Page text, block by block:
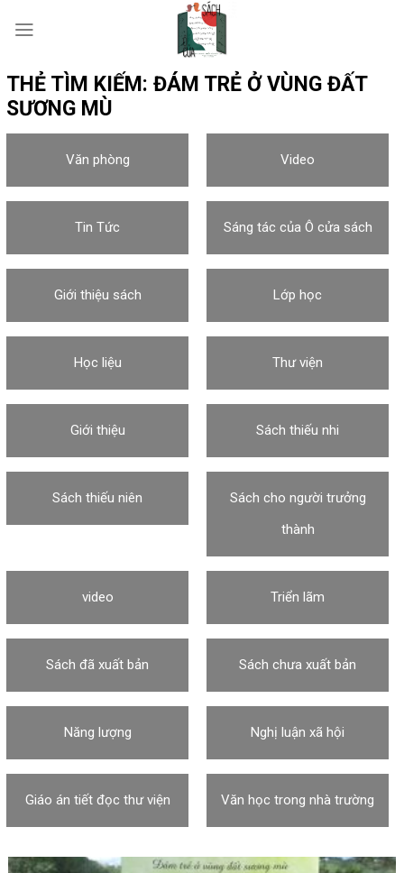
THẺ TÌM KIẾM: ĐÁM TRẺ Ở VÙNG ĐẤT
SƯƠNG MÙ
Văn phòng Video
Tin Tức Sáng tác của Ô cửa sách
Giới thiệu sách Lớp học
Học liệu Thư viện
Giới thiệu Sách thiếu nhi
Sách thiếu niên
Sách cho người trưởng
thành
video Triển lãm
Sách đã xuất bản Sách chưa xuất bản
Năng lượng Nghị luận xã hội
Giáo án tiết đọc thư viện Văn học trong nhà trường